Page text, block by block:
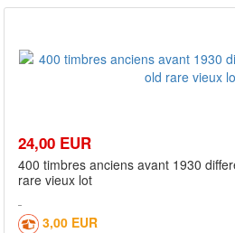
24,00 EUR
400 timbres anciens avant 1930
rare vieux lot
3,00 EUR